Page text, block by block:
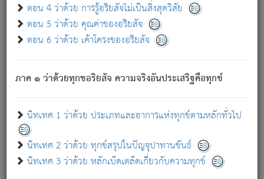
ตอน 4 ว่าด้วย การรู้อริยสัจไม่เป็นสิ่งสุดวิสัย
ตอน 5 ว่าด้วย คุณค่าของอริยสัจ
ตอน 6 ว่าด้วย เค้าโครงของอริยสัจ
ภาค ๑ ว่าด้วยทุกขอริยสัจ ความจริงอันประเสริฐคือทุกข์
นิทเทศ 1 ว่าด้วย ประเภทและอาการแห่งทุกข์ตามหลักทั่วไป
นิทเทศ 2 ว่าด้วย ทุกข์สรุปในปัญจุปาทานขันธ์
นิทเทศ 3 ว่าด้วย หลักเบ็ดเตล็ดเกี่ยวกับความทุกข์
สมณะหรือพราหมณ์เหล่าใด กล่าวความหลุดพ้นจากภพว่า
มีได้เพราะภพ เรากล่าวว่า สมณะหรือพราหมณ์ทั้งปวงนั้น
มิใช่ผู้หลดพ้นจากภพ.
ภพ ว่ามีได้เพราะวิภพ[2]: เรากล่าวว่า สมณะหรือพราหมณ์ทั้ง
ปวงนั้น ก็ยังสลัดภพออกไปไม่ได้.
ก็ทุกข์นี้มีขึ้น เพราะอาศัยซึ่งอุปธิทั้งปวง.
เพราะความสิ้นไปแห่งอุปาทานทั้งปวง ความเกิดขึ้นแห่ง
ทุกข์จึงไม่มี.
ท่านจงดูโลกนี้เถิด (จะเห็นว่า) สัตว์ทั้งหลายอันอวิชาหนา
แน่นบังหนาแล้ว; และว่า สัตว์ผู้ยินดีในภพอันเป็นแล้วนั้น ย่อม